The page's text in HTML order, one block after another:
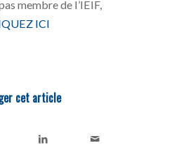
membre de l’IEIF,
ICI
cet article